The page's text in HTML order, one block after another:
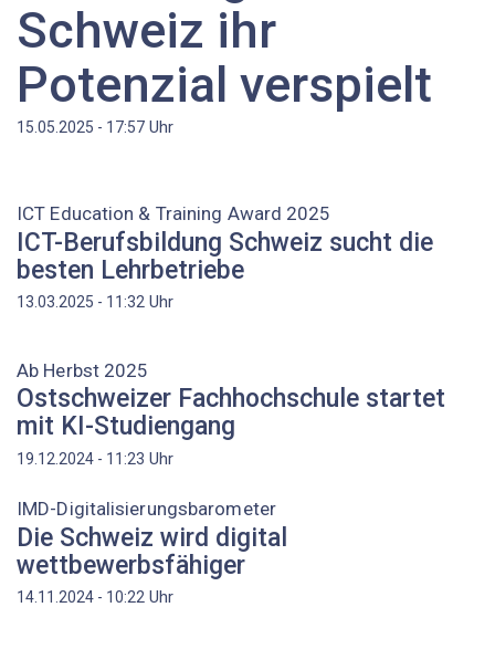
Schweiz ihr
Potenzial verspielt
15.05.2025 - 17:57 Uhr
ICT Education & Training Award 2025
ICT-Berufsbildung Schweiz sucht die
besten Lehrbetriebe
13.03.2025 - 11:32 Uhr
Ab Herbst 2025
Ostschweizer Fachhochschule startet
mit KI-Studiengang
19.12.2024 - 11:23 Uhr
IMD-Digitalisierungsbarometer
Die Schweiz wird digital
wettbewerbsfähiger
14.11.2024 - 10:22 Uhr